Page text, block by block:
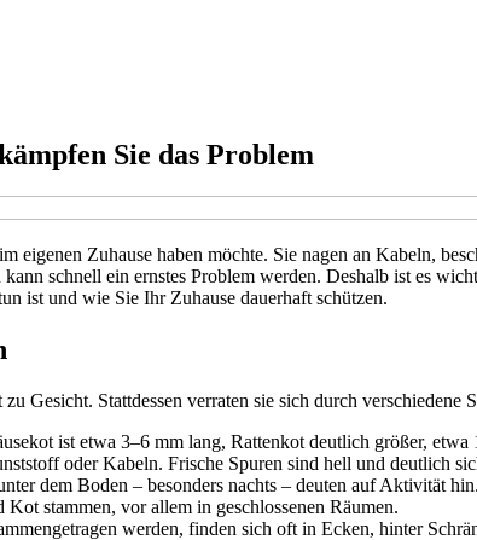
Sie das Problem
eigenen Zuhause haben möchte. Sie nagen an Kabeln,
schnell ein ernstes Problem werden. Deshalb ist es
ist und wie Sie Ihr Zuhause dauerhaft schützen.
Gesicht. Stattdessen verraten sie sich durch verschiedene
ist etwa 3–6 mm lang, Rattenkot deutlich größer, etwa
oder Kabeln. Frische Spuren sind hell und deutlich
dem Boden – besonders nachts – deuten auf Aktivität hin.
stammen, vor allem in geschlossenen Räumen.
werden, finden sich oft in Ecken, hinter